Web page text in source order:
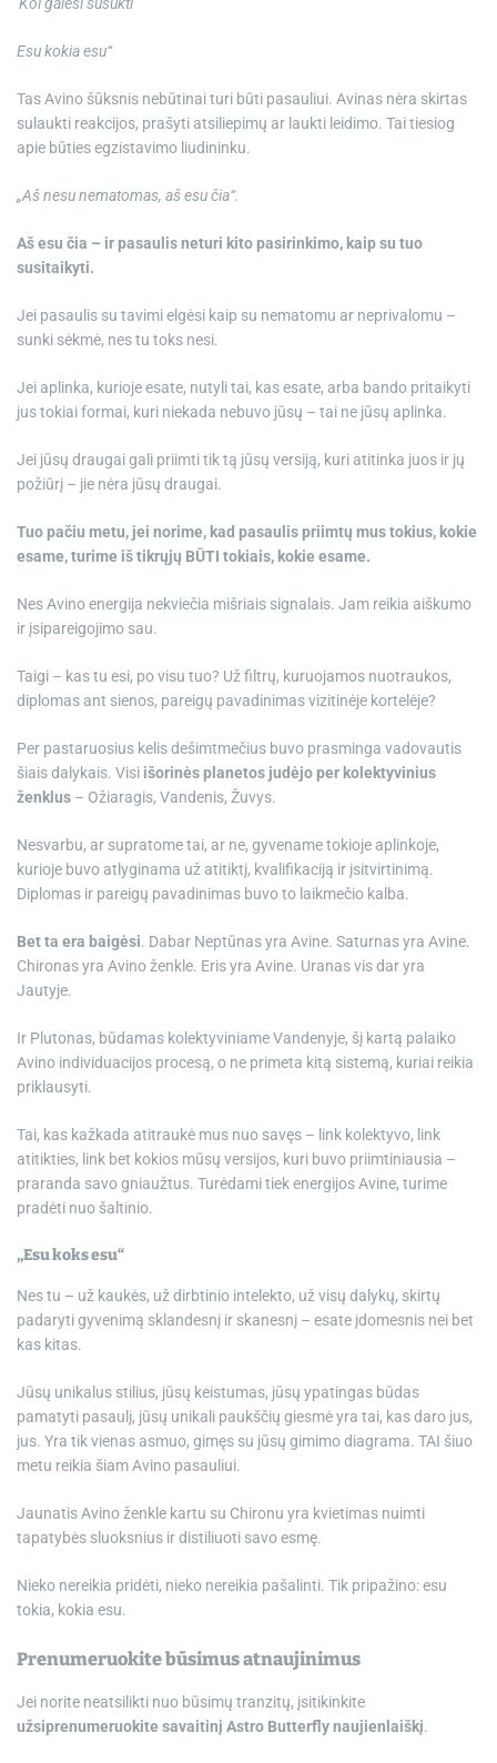
Esu kokia esu“
Tas Avino šūksnis nebūtinai turi būti pasauliui. Avinas nėra skirtas
sulaukti reakcijos, prašyti atsiliepimų ar laukti leidimo. Tai tiesiog
apie būties egzistavimo liudininku.
„Aš nesu nematomas, aš esu čia“.
Aš esu čia – ir pasaulis neturi kito pasirinkimo, kaip su tuo
susitaikyti.
Jei pasaulis su tavimi elgėsi kaip su nematomu ar neprivalomu –
sunki sėkmė, nes tu toks nesi.
Jei aplinka, kurioje esate, nutyli tai, kas esate, arba bando pritaikyti
jus tokiai formai, kuri niekada nebuvo jūsų – tai ne jūsų aplinka.
Jei jūsų draugai gali priimti tik tą jūsų versiją, kuri atitinka juos ir jų
požiūrį – jie nėra jūsų draugai.
Tuo pačiu metu, jei norime, kad pasaulis priimtų mus tokius, kokie
esame, turime iš tikrųjų BŪTI tokiais, kokie esame.
Nes Avino energija nekviečia mišriais signalais. Jam reikia aiškumo
ir įsipareigojimo sau.
Taigi – kas tu esi, po visu tuo? Už filtrų, kuruojamos nuotraukos,
diplomas ant sienos, pareigų pavadinimas vizitinėje kortelėje?
Per pastaruosius kelis dešimtmečius buvo prasminga vadovautis
šiais dalykais. Visi išorinės planetos judėjo per kolektyvinius
ženklus – Ožiaragis, Vandenis, Žuvys.
Nesvarbu, ar supratome tai, ar ne, gyvename tokioje aplinkoje,
kurioje buvo atlyginama už atitiktį, kvalifikaciją ir įsitvirtinimą.
Diplomas ir pareigų pavadinimas buvo to laikmečio kalba.
Bet ta era baigėsi. Dabar Neptūnas yra Avine. Saturnas yra Avine.
Chironas yra Avino ženkle. Eris yra Avine. Uranas vis dar yra
Jautyje.
Ir Plutonas, būdamas kolektyviniame Vandenyje, šį kartą palaiko
Avino individuacijos procesą, o ne primeta kitą sistemą, kuriai reikia
priklausyti.
Tai, kas kažkada atitraukė mus nuo savęs – link kolektyvo, link
atitikties, link bet kokios mūsų versijos, kuri buvo priimtiniausia –
praranda savo gniaužtus. Turėdami tiek energijos Avine, turime
pradėti nuo šaltinio.
„Esu koks esu“
Nes tu – už kaukės, už dirbtinio intelekto, už visų dalykų, skirtų
padaryti gyvenimą sklandesnį ir skanesnį – esate įdomesnis nei bet
kas kitas.
Jūsų unikalus stilius, jūsų keistumas, jūsų ypatingas būdas
pamatyti pasaulį, jūsų unikali paukščių giesmė yra tai, kas daro jus,
jus. Yra tik vienas asmuo, gimęs su jūsų gimimo diagrama. TAI šiuo
metu reikia šiam Avino pasauliui.
Jaunatis Avino ženkle kartu su Chironu yra kvietimas nuimti
tapatybės sluoksnius ir distiliuoti savo esmę.
Nieko nereikia pridėti, nieko nereikia pašalinti. Tik pripažino: esu
tokia, kokia esu.
Prenumeruokite būsimus atnaujinimus
Jei norite neatsilikti nuo būsimų tranzitų, įsitikinkite
užsiprenumeruokite savaitinį Astro Butterfly naujienlaiškį.